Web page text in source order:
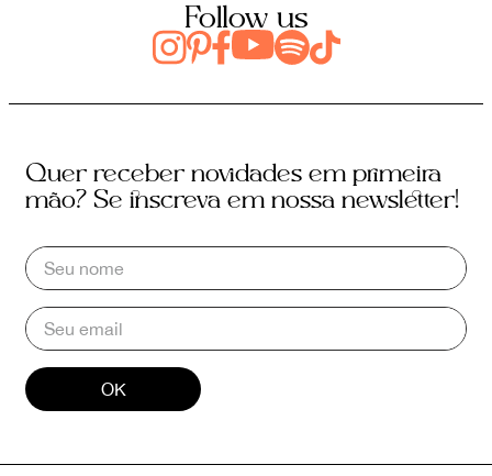
Follow us
Quer receber novidades em primeira
mão? Se inscreva em nossa newsletter!
OK